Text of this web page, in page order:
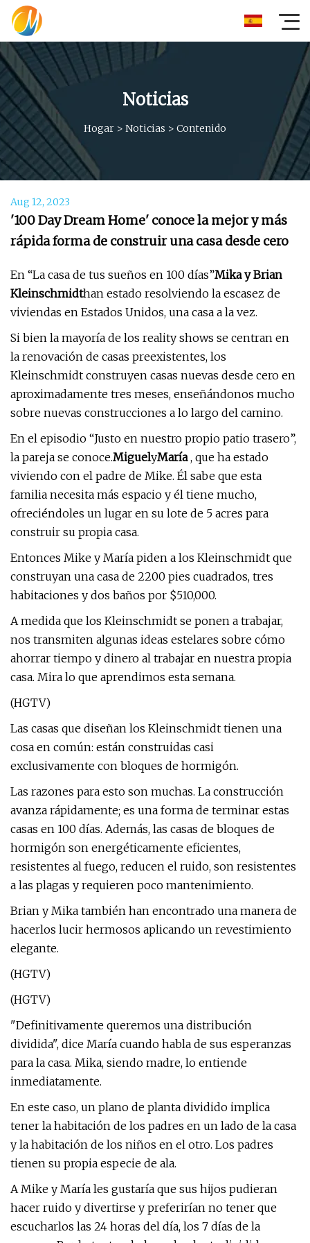
Noticias
Hogar > Noticias > Contenido
Aug 12, 2023
'100 Day Dream Home' conoce la mejor y más
rápida forma de construir una casa desde cero
En “La casa de tus sueños en 100 días”Mika y Brian
Kleinschmidthan estado resolviendo la escasez de
viviendas en Estados Unidos, una casa a la vez.
Si bien la mayoría de los reality shows se centran en
la renovación de casas preexistentes, los
Kleinschmidt construyen casas nuevas desde cero en
aproximadamente tres meses, enseñándonos mucho
sobre nuevas construcciones a lo largo del camino.
En el episodio “Justo en nuestro propio patio trasero”,
la pareja se conoce.MiguelyMaría, que ha estado
viviendo con el padre de Mike. Él sabe que esta
familia necesita más espacio y él tiene mucho,
ofreciéndoles un lugar en su lote de 5 acres para
construir su propia casa.
Entonces Mike y María piden a los Kleinschmidt que
construyan una casa de 2200 pies cuadrados, tres
habitaciones y dos baños por $510,000.
A medida que los Kleinschmidt se ponen a trabajar,
nos transmiten algunas ideas estelares sobre cómo
ahorrar tiempo y dinero al trabajar en nuestra propia
casa. Mira lo que aprendimos esta semana.
(HGTV)
Las casas que diseñan los Kleinschmidt tienen una
cosa en común: están construidas casi
exclusivamente con bloques de hormigón.
Las razones para esto son muchas. La construcción
avanza rápidamente; es una forma de terminar estas
casas en 100 días. Además, las casas de bloques de
hormigón son energéticamente eficientes,
resistentes al fuego, reducen el ruido, son resistentes
a las plagas y requieren poco mantenimiento.
Brian y Mika también han encontrado una manera de
hacerlos lucir hermosos aplicando un revestimiento
elegante.
(HGTV)
(HGTV)
"Definitivamente queremos una distribución
dividida", dice María cuando habla de sus esperanzas
para la casa. Mika, siendo madre, lo entiende
inmediatamente.
En este caso, un plano de planta dividido implica
tener la habitación de los padres en un lado de la casa
y la habitación de los niños en el otro. Los padres
tienen su propia especie de ala.
A Mike y María les gustaría que sus hijos pudieran
hacer ruido y divertirse y preferirían no tener que
escucharlos las 24 horas del día, los 7 días de la